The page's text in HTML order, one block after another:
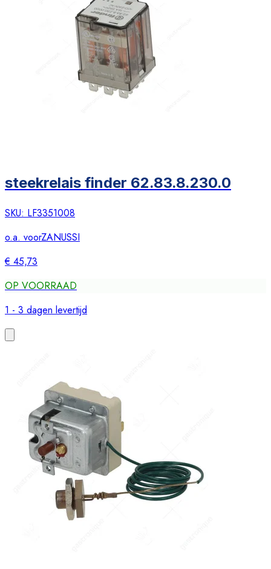
steekrelais finder 62.83.8.230.0
SKU: LF3351008
o.a. voorZANUSSI
€ 45,73
OP VOORRAAD
1 - 3 dagen levertijd